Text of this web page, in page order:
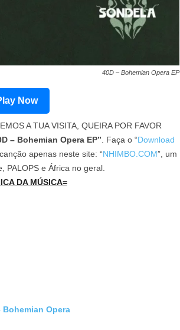
40D – Bohemian Opera EP
Now
A TUA VISITA, QUEIRA POR FAVOR
– Bohemian Opera EP” . Faça o “Download
apenas neste site: “NHIMBO.COM”, um
PALOPS e África no geral.
DA MÚSICA=
Bohemian Opera